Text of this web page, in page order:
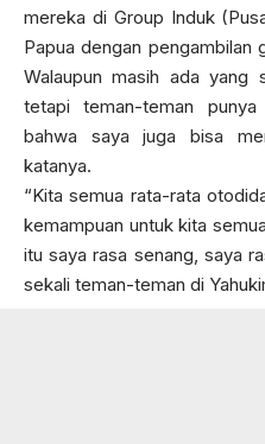
mereka di Group Induk
Papua dengan pengambilan
Walaupun masih ada yang
tetapi teman-teman
bahwa saya juga bisa
katanya.
“Kita semua rata-rata
kemampuan untuk kita
itu saya rasa senang, saya
sekali teman-teman di